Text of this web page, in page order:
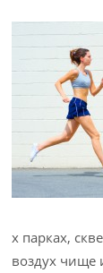
х парках,
воздух чище